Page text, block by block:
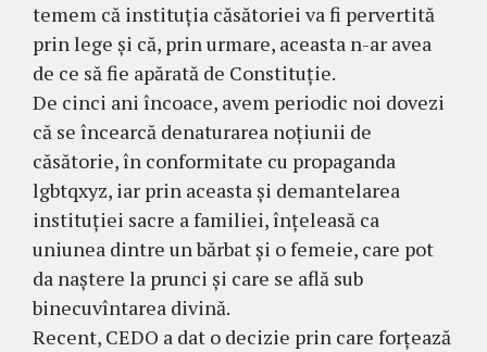
temem că instituția căsătoriei va fi pervertită
prin lege și că, prin urmare, aceasta n-ar avea
de ce să fie apărată de Constituție.
De cinci ani încoace, avem periodic noi dovezi
că se încearcă denaturarea noțiunii de
căsătorie, în conformitate cu propaganda
lgbtqxyz, iar prin aceasta și demantelarea
instituției sacre a familiei, înțeleasă ca
uniunea dintre un bărbat și o femeie, care pot
da naștere la prunci și care se află sub
binecuvîntarea divină.
Recent, CEDO a dat o decizie prin care forțează